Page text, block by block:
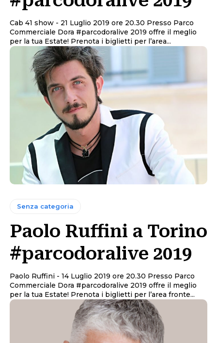
Cab 41 show - 21 Luglio 2019 ore 20.30 Presso Parco
Commerciale Dora #parcodoralive 2019 offre il meglio
per la tua Estate! Prenota i biglietti per l’area...
Senza categoria
Paolo Ruffini a Torino
#parcodoralive 2019
Paolo Ruffini - 14 Luglio 2019 ore 20.30 Presso Parco
Commerciale Dora #parcodoralive 2019 offre il meglio
per la tua Estate! Prenota i biglietti per l’area fronte...